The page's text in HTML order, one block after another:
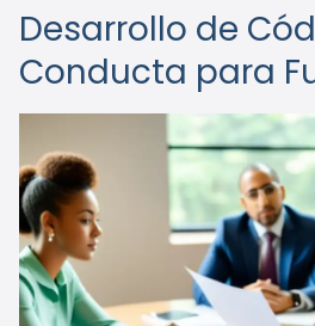
Desarrollo de
Conducta para